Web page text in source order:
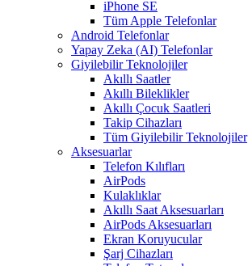
iPhone SE
Tüm Apple Telefonlar
Android Telefonlar
Yapay Zeka (AI) Telefonlar
Giyilebilir Teknolojiler
Akıllı Saatler
Akıllı Bileklikler
Akıllı Çocuk Saatleri
Takip Cihazları
Tüm Giyilebilir Teknolojiler
Aksesuarlar
Telefon Kılıfları
AirPods
Kulaklıklar
Akıllı Saat Aksesuarları
AirPods Aksesuarları
Ekran Koruyucular
Şarj Cihazları